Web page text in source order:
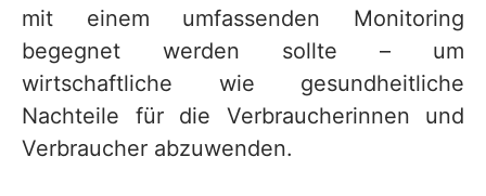
mit einem umfassenden Monitoring
begegnet werden sollte – um
wirtschaftliche wie gesundheitliche
Nachteile für die Verbraucherinnen und
Verbraucher abzuwenden.